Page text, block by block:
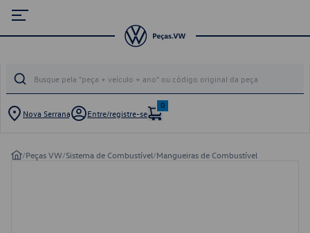
Nova Serrana Entre/registre-se
0
/Peças VW/Sistema de Combustível/Mangueiras de Combustível